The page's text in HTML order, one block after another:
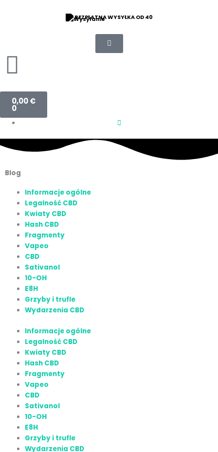
OCENA 9/10
0,00€
0
Wózek
Blog
Informacje ogólne
Legalność CBD
Kwiaty CBD
Hash CBD
Fragmenty
Vapeo
CBD
Sativanol
10-OH
E8H
Grzyby i trufle
Wydarzenia CBD
Informacje ogólne
Legalność CBD
Kwiaty CBD
Hash CBD
Fragmenty
Vapeo
CBD
Sativanol
10-OH
E8H
Grzyby i trufle
Wydarzenia CBD